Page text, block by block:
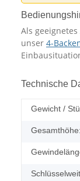
Als
unser 4-
Technische
Gewicht /
Gesamthöhe: